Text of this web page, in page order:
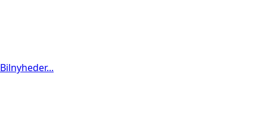
Bilnyheder...